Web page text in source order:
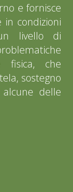
e fornisce
in condizioni
livello di
fisica, che
sostegno
delle